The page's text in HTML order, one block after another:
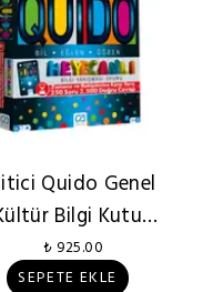
Quido Genel
Bilgi Kutu
Oyunu
₺ 925.00
SEPETE EKLE